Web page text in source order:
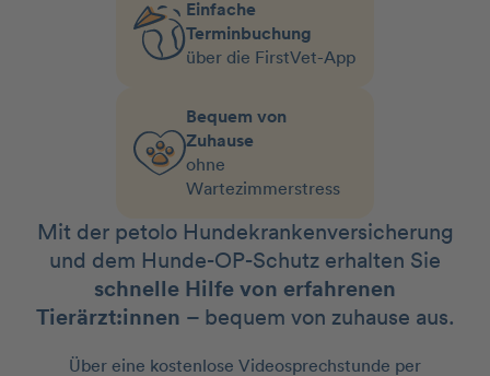
Einfache
Terminbuchung
über die FirstVet-App
Bequem von
Zuhause
ohne
Wartezimmerstress
Mit der petolo Hundekrankenversicherung
und dem Hunde-OP-Schutz erhalten Sie
schnelle Hilfe von erfahrenen
Tierärzt:innen – bequem von zuhause aus.
Über eine kostenlose Videosprechstunde per